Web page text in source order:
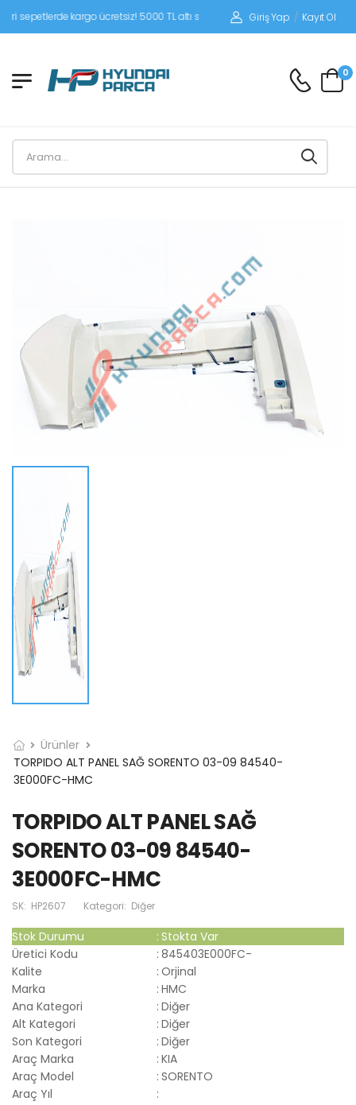
kargo ücretsiz! 5000 TL altı siparişlerinizde siparişleriniz alıcı
Giriş Yap / Kayıt Ol
0
Ürünler
TORPIDO ALT PANEL SAĞ SORENTO 03-09 84540-
3E000FC-HMC
TORPIDO ALT PANEL SAĞ
SORENTO 03-09 84540-
3E000FC-HMC
SK: HP2607 Kategori: Diğer
Stok Durumu : Stokta Var
Üretici Kodu
: 845403E000FC-
Kalite
: Orjinal
Marka
: HMC
Ana Kategori
: Diğer
Alt Kategori
: Diğer
Son Kategori
: Diğer
Araç Marka
: KIA
Araç Model
: SORENTO
Araç Yıl
: